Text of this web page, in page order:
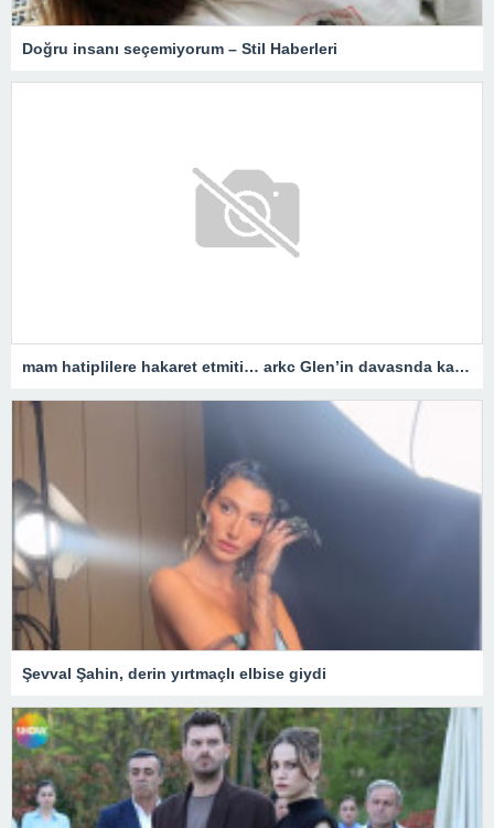
Doğru insanı seçemiyorum – Stil Haberleri
mam hatiplilere hakaret etmiti… arkc Glen’in davasnda karar belli oldu
Şevval Şahin, derin yırtmaçlı elbise giydi